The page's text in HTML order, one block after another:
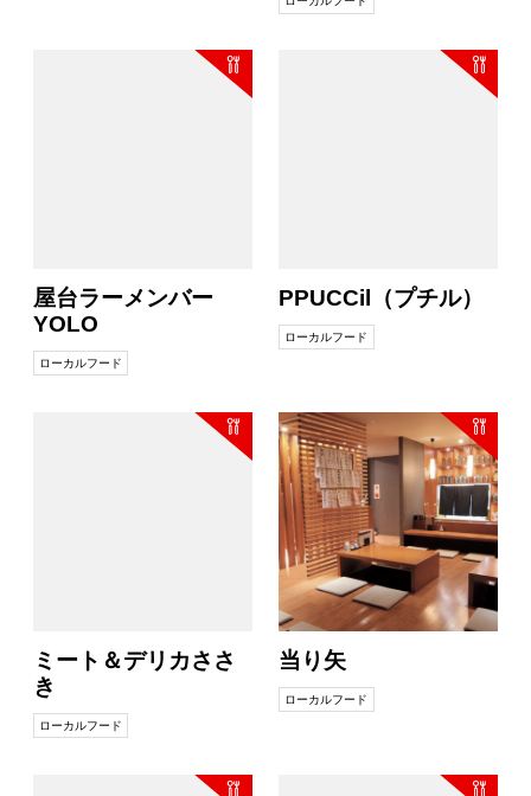
屋台ラーメンバー
YOLO
ローカルフード
PPUCCil（プチル）
ローカルフード
ミート＆デリカささ
き
ローカルフード
当り矢
ローカルフード